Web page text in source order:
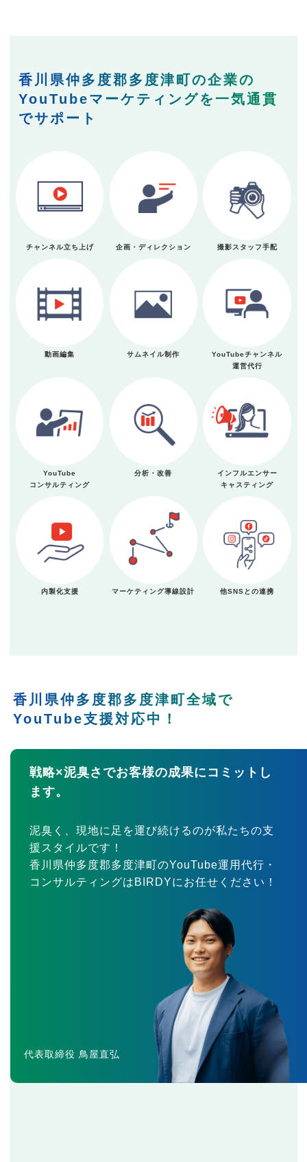
香川県仲多度郡多度津町の企業の
YouTubeマーケティングを一気通貫
でサポート
チャンネル立ち上げ 企画・ディレクション 撮影スタッフ手配
動画編集 サムネイル制作
YouTubeチャンネル
運営代行
YouTube
コンサルティング
分析・改善
インフルエンサー
キャスティング
内製化支援 マーケティング導線設計 他SNSとの連携
香川県仲多度郡多度津町全域で
YouTube支援対応中！
戦略×泥臭さでお客様の成果にコミットし
ます。
泥臭く、現地に足を運び続けるのが私たちの支
援スタイルです！
香川県仲多度郡多度津町のYouTube運用代行・
コンサルティングはBIRDYにお任せください！
代表取締役 鳥屋直弘